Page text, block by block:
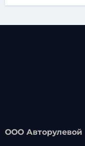
ООО Авторулевой